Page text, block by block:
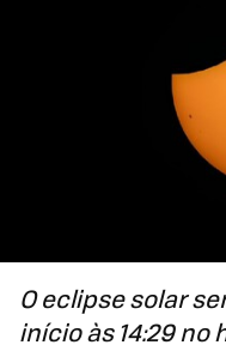
O eclipse solar
início às 14:29 no